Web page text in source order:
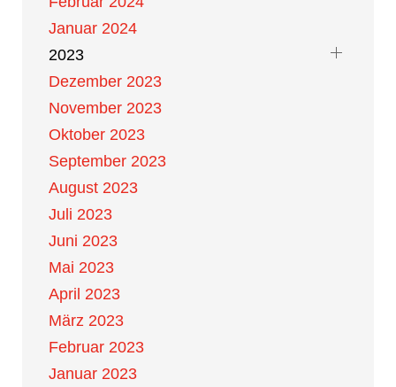
Januar 2024
2023
Dezember 2023
November 2023
Oktober 2023
September 2023
August 2023
Juli 2023
Juni 2023
Mai 2023
April 2023
März 2023
Februar 2023
Januar 2023